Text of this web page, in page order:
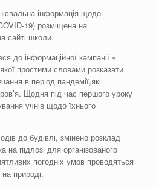
інформація щодо
19) розміщена на
сайті школи.
до інформаційної кампанії «
простими словами розказати
в період пандемії,які
Щодня під час першого уроку
учнів щодо їхнього
до будівлі, змінено розклад
на підлозі для організованого
погодніх умов проводяться
природі.